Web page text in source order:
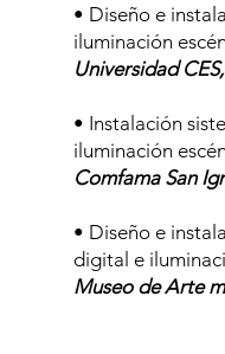
• Diseño e
iluminación
Universidad
• Instalación
iluminación
Comfama San
• Diseño e
digital e
Museo de Arte